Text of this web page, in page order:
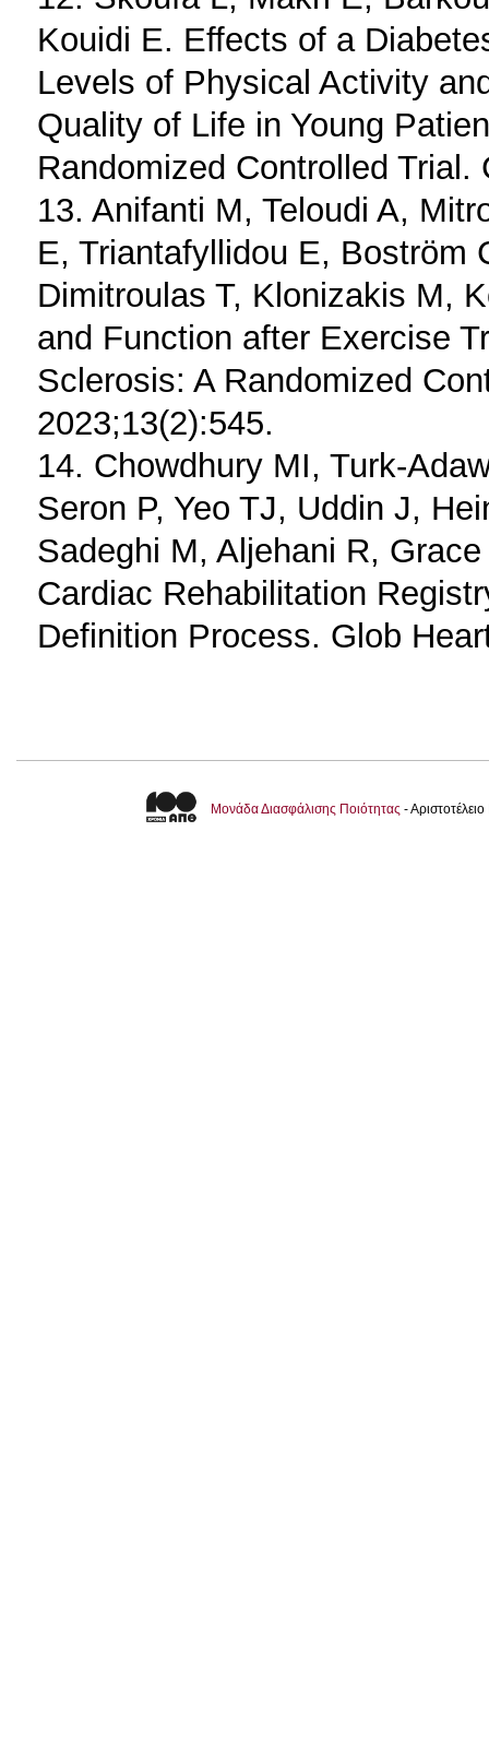
Kouidi E. Effects of a
Levels of Physical Activity
Quality of Life in Young
Randomized Controlled
13. Anifanti M, Teloudi A,
E, Triantafyllidou E, Boström
Dimitroulas T, Klonizakis M,
and Function after Exercise
Sclerosis: A Randomized
2023;13(2):545.
14. Chowdhury MI, Turk-
Seron P, Yeo TJ, Uddin J,
Sadeghi M, Aljehani R,
Cardiac Rehabilitation
Definition Process. Glob
Μονάδα Διασφάλισης Ποιότητας -